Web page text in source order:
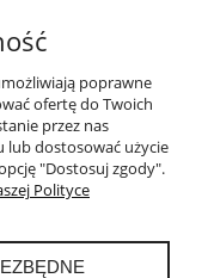
poprawne
ofertę do Twoich
przez nas
lub dostosować użycie
"Dostosuj zgody".
Polityce